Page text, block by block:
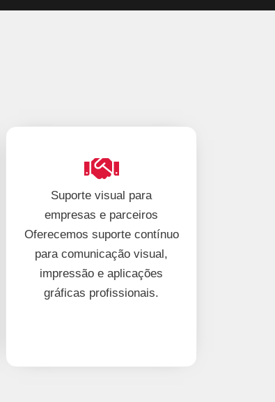
Suporte visual para
empresas e parceiros
Oferecemos suporte contínuo
para comunicação visual,
impressão e aplicações
gráficas profissionais.